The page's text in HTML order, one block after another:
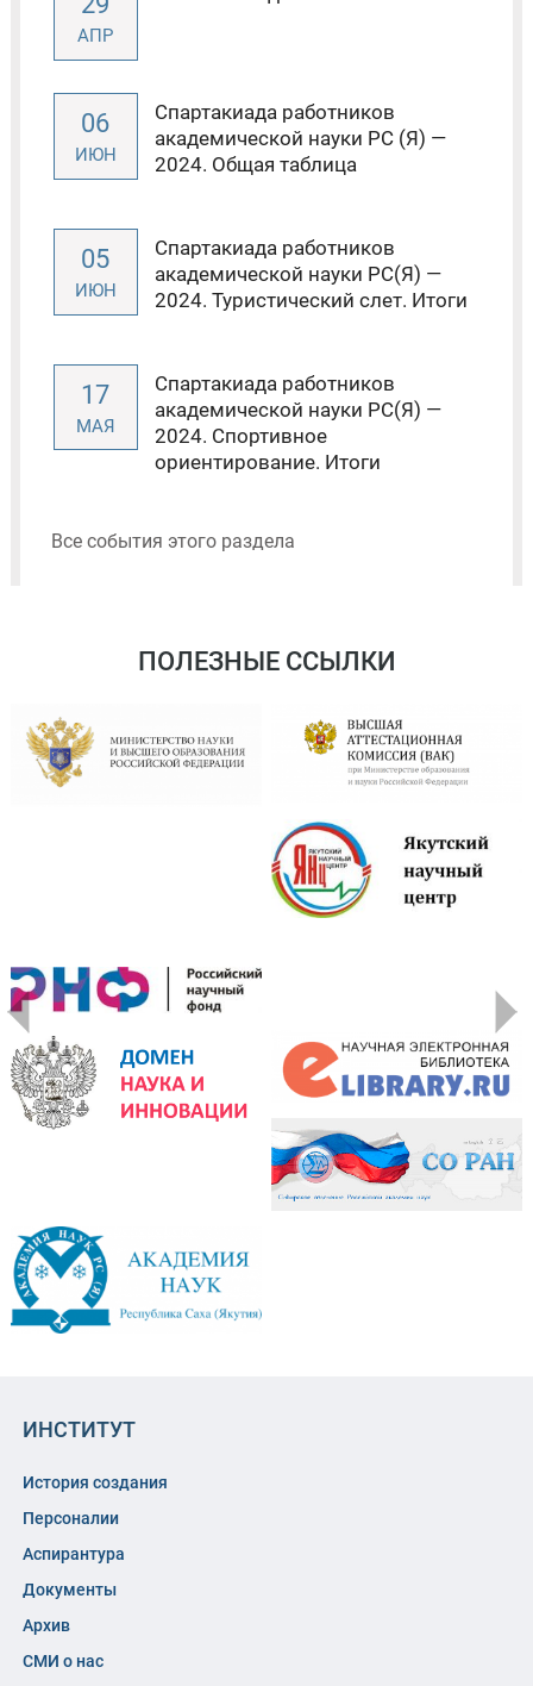
АПР
06
ИЮН
Спартакиада работников
академической науки РС (Я) —
2024. Общая таблица
05
ИЮН
Спартакиада работников
академической науки РС(Я) —
2024. Туристический слет. Итоги
17
МАЯ
Спартакиада работников
академической науки РС(Я) —
2024. Спортивное
ориентирование. Итоги
Все события этого раздела
ПОЛЕЗНЫЕ ССЫЛКИ
ИНСТИТУТ
История создания
Персоналии
Аспирантура
Документы
Архив
СМИ о нас